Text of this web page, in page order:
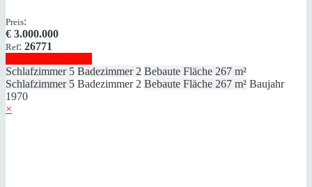
Preis:
€ 3.000.000
Ref: 26771
Schlafzimmer 5 Badezimmer 2 Bebaute Fläche 267 m²
Schlafzimmer 5 Badezimmer 2 Bebaute Fläche 267 m² Baujahr
1970
×